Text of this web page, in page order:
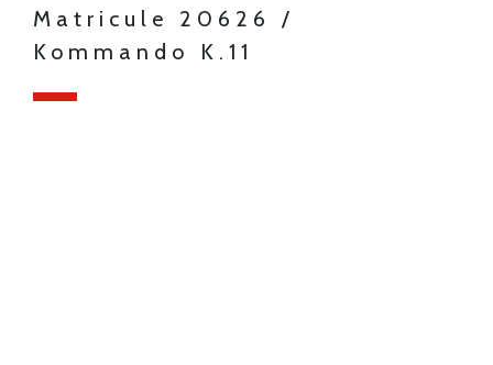
Matricule 20626 /
Kommando K.11